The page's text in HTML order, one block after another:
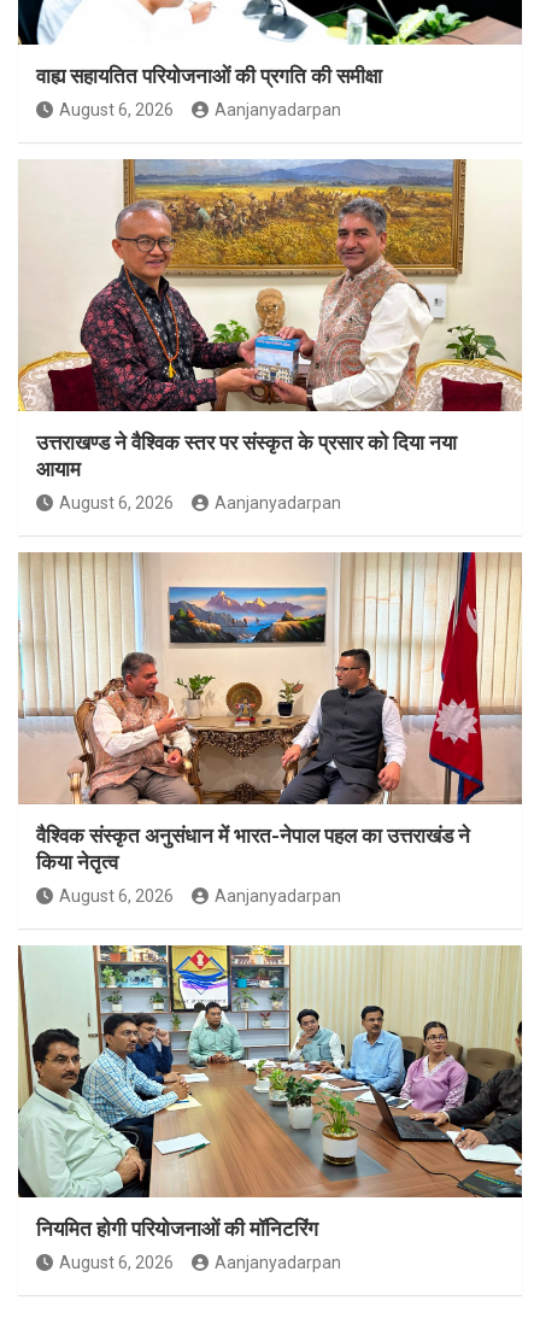
वाह्य सहायतित परियोजनाओं की प्रगति की समीक्षा
August 6, 2026 Aanjanyadarpan
उत्तराखण्ड ने वैश्विक स्तर पर संस्कृत के प्रसार को दिया नया
आयाम
August 6, 2026 Aanjanyadarpan
वैश्विक संस्कृत अनुसंधान में भारत-नेपाल पहल का उत्तराखंड ने
किया नेतृत्व
August 6, 2026 Aanjanyadarpan
नियमित होगी परियोजनाओं की मॉनिटरिंग
August 6, 2026 Aanjanyadarpan